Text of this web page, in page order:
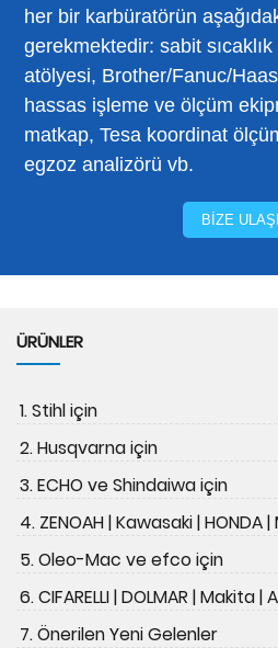
her bir karbüratörün
gerekmektedir: sabit
atölyesi, Brother/Fanuc/
hassas işleme ve ölçüm
matkap, Tesa koordinat
egzoz analizörü vb.
BIZE
ÜRÜNLER
1. Stihl için
2. Husqvarna için
3. ECHO ve Shindaiwa için
4. ZENOAH | Kawasaki | HONDA |
5. Oleo-Mac ve efco için
6. CIFARELLI | DOLMAR | Makita |
7. Önerilen Yeni Gelenler